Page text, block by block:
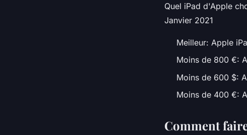
Quel iPad d'Apple
Janvier 2021
Meilleur: Apple
Moins de 800 €:
Moins de 600 $:
Moins de 400 €:
Comment